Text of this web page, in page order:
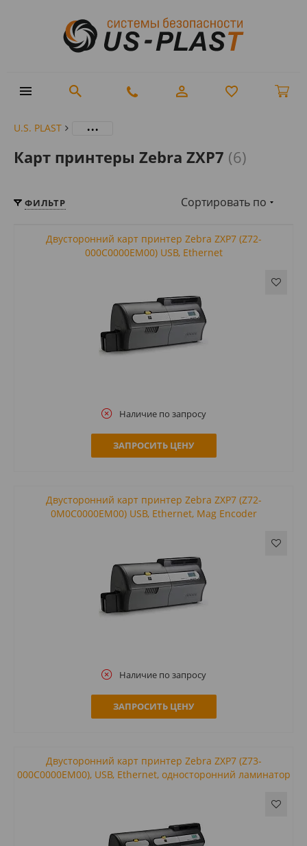
U.S. PLAST ...
Карт принтеры Zebra ZXP7 (6)
ФИЛЬТР Сортировать по
Двусторонний карт принтер Zebra ZXP7 (Z72-
000C0000EM00) USB, Ethernet
Наличие по запросу
ЗАПРОСИТЬ ЦЕНУ
Двусторонний карт принтер Zebra ZXP7 (Z72-
0M0C0000EM00) USB, Ethernet, Mag Encoder
Наличие по запросу
ЗАПРОСИТЬ ЦЕНУ
Двусторонний карт принтер Zebra ZXP7 (Z73-
000C0000EM00), USB, Ethernet, односторонний ламинатор